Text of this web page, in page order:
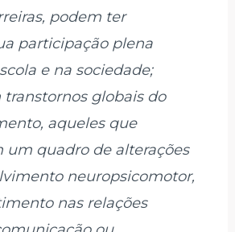
podem ter
participação plena
e na sociedade;
globais do
aqueles que
um quadro de alterações
neuropsicomotor,
nas relações